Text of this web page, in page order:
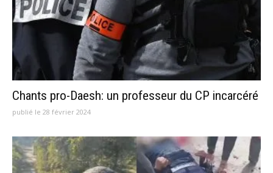
Chants pro-Daesh: un professeur du CP incarcéré
publié le 28 février 2024